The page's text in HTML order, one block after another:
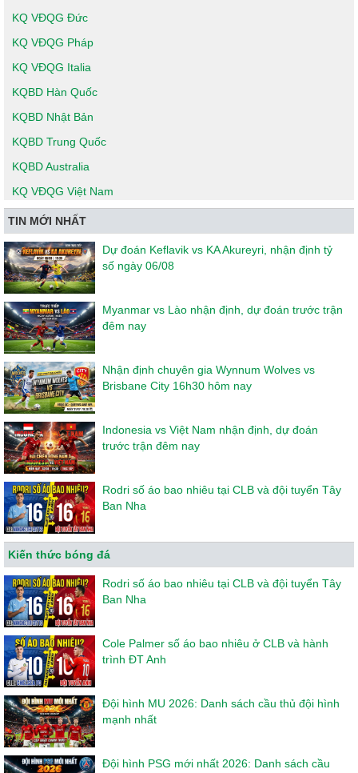
KQ VĐQG Đức
KQ VĐQG Pháp
KQ VĐQG Italia
KQBD Hàn Quốc
KQBD Nhật Bản
KQBD Trung Quốc
KQBD Australia
KQ VĐQG Việt Nam
TIN MỚI NHẤT
Dự đoán Keflavik vs KA Akureyri, nhận định tỷ
số ngày 06/08
Myanmar vs Lào nhận định, dự đoán trước trận
đêm nay
Nhận định chuyên gia Wynnum Wolves vs
Brisbane City 16h30 hôm nay
Indonesia vs Việt Nam nhận định, dự đoán
trước trận đêm nay
Rodri số áo bao nhiêu tại CLB và đội tuyển Tây
Ban Nha
Kiến thức bóng đá
Rodri số áo bao nhiêu tại CLB và đội tuyển Tây
Ban Nha
Cole Palmer số áo bao nhiêu ở CLB và hành
trình ĐT Anh
Đội hình MU 2026: Danh sách cầu thủ đội hình
mạnh nhất
Đội hình PSG mới nhất 2026: Danh sách cầu